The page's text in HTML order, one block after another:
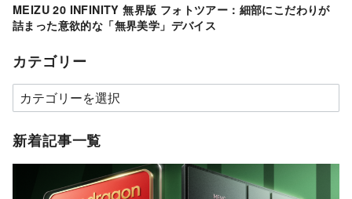
MEIZU 20 INFINITY 無界版 フォトツアー：細部にこだわりが
詰まった意欲的な「無界美学」デバイス
カテゴリー
カ
テ
ゴ
新着記事一覧